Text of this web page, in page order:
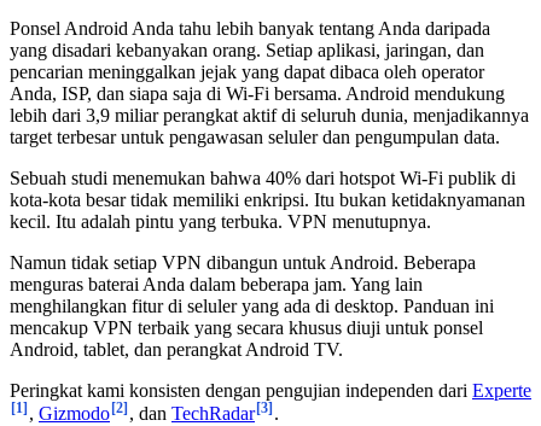
Ponsel Android Anda tahu lebih banyak tentang Anda daripada
yang disadari kebanyakan orang. Setiap aplikasi, jaringan, dan
pencarian meninggalkan jejak yang dapat dibaca oleh operator
Anda, ISP, dan siapa saja di Wi-Fi bersama. Android mendukung
lebih dari 3,9 miliar perangkat aktif di seluruh dunia, menjadikannya
target terbesar untuk pengawasan seluler dan pengumpulan data.
Sebuah studi menemukan bahwa 40% dari hotspot Wi-Fi publik di
kota-kota besar tidak memiliki enkripsi. Itu bukan ketidaknyamanan
kecil. Itu adalah pintu yang terbuka. VPN menutupnya.
Namun tidak setiap VPN dibangun untuk Android. Beberapa
menguras baterai Anda dalam beberapa jam. Yang lain
menghilangkan fitur di seluler yang ada di desktop. Panduan ini
mencakup VPN terbaik yang secara khusus diuji untuk ponsel
Android, tablet, dan perangkat Android TV.
Peringkat kami konsisten dengan pengujian independen dari Experte
[1] , Gizmodo [2] , dan TechRadar [3] .